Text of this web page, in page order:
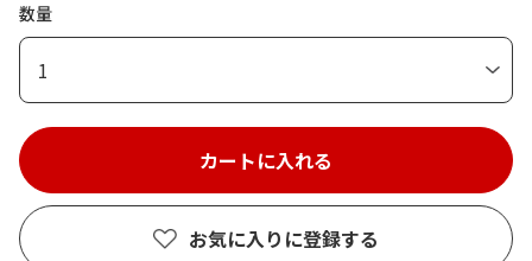
数量
1
お気に入りに登録する